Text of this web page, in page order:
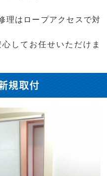
理はロープアクセスで対
してお任せいただけま
規取付